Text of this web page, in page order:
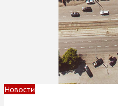
Новости